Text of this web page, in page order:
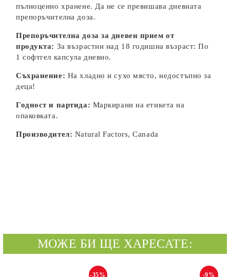
пълноценно хранене. Да не се превишава дневната
препоръчителна доза.
Препоръчителна доза за дневен прием от
продукта: За възрастни над 18 годишна възраст: По
1 софтгел капсула дневно.
Съхранение: На хладно и сухо място, недостъпно за
деца!
Годност и партида: Маркирани на етикета на
опаковката.
Производител: Natural Factors, Canada
МОЖЕ БИ ЩЕ ХАРЕСАТЕ:
-35% -9%